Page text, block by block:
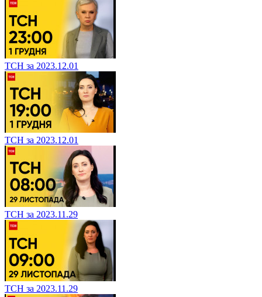
ТСН за 2023.12.01
ТСН за 2023.12.01
ТСН за 2023.11.29
ТСН за 2023.11.29